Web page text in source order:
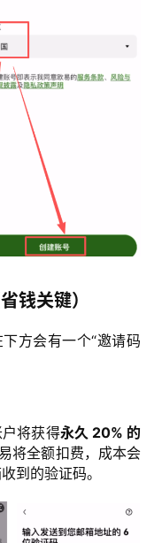
钱关键）
方会有一个“邀请码
将获得永久 20% 的
将全额扣费，成本会
到的验证码。